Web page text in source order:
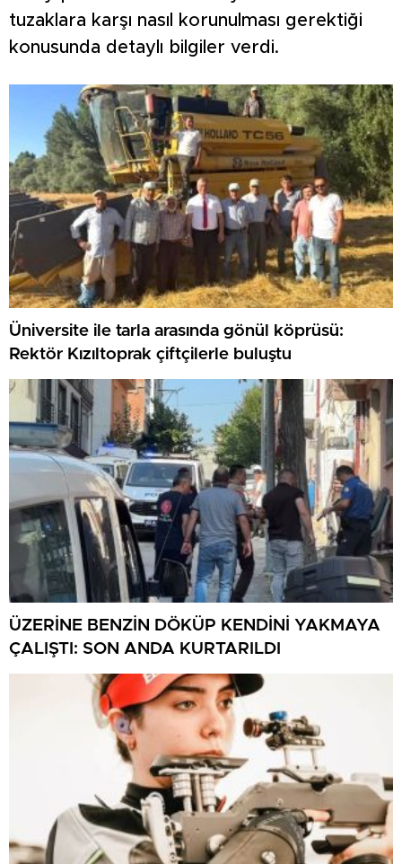
tuzaklara karşı nasıl korunulması gerektiği
konusunda detaylı bilgiler verdi.
Üniversite ile tarla arasında gönül köprüsü:
Rektör Kızıltoprak çiftçilerle buluştu
ÜZERİNE BENZİN DÖKÜP KENDİNİ YAKMAYA
ÇALIŞTI: SON ANDA KURTARILDI